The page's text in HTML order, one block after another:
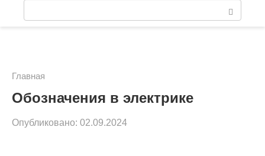
к
Главная
Обозначения в электрике
Опубликовано: 02.09.2024